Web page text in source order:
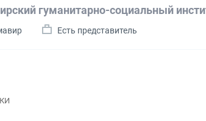
гуманитарно-социальный
Есть представитель